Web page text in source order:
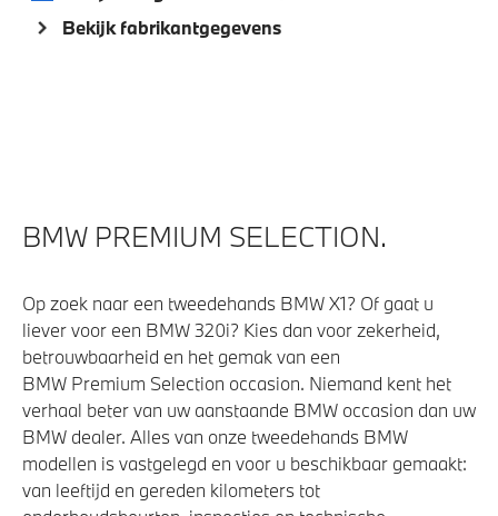
Bekijk fabrikantgegevens
BMW PREMIUM SELECTION.
Op zoek naar een tweedehands BMW X1? Of gaat u
liever voor een BMW 320i? Kies dan voor zekerheid,
betrouwbaarheid en het gemak van een
BMW Premium Selection occasion. Niemand kent het
verhaal beter van uw aanstaande BMW occasion dan uw
BMW dealer. Alles van onze tweedehands BMW
modellen is vastgelegd en voor u beschikbaar gemaakt:
van leeftijd en gereden kilometers tot